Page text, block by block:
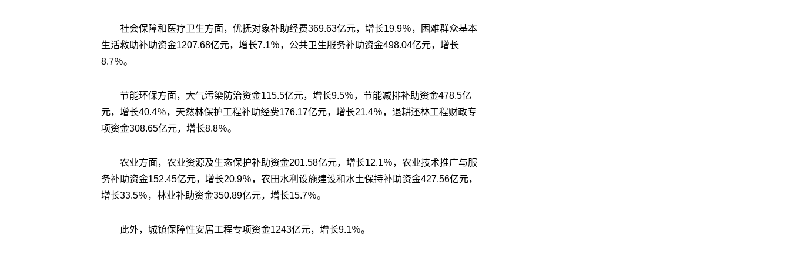
社会保障和医疗卫生方面，优抚对象补助经费369.63亿元，增长19.9％，困难群众基本
生活救助补助资金1207.68亿元，增长7.1％，公共卫生服务补助资金498.04亿元，增长
8.7％。
节能环保方面，大气污染防治资金115.5亿元，增长9.5％，节能减排补助资金478.5亿
元，增长40.4％，天然林保护工程补助经费176.17亿元，增长21.4％，退耕还林工程财政专
项资金308.65亿元，增长8.8％。
农业方面，农业资源及生态保护补助资金201.58亿元，增长12.1％，农业技术推广与服
务补助资金152.45亿元，增长20.9％，农田水利设施建设和水土保持补助资金427.56亿元，
增长33.5％，林业补助资金350.89亿元，增长15.7％。
此外，城镇保障性安居工程专项资金1243亿元，增长9.1％。